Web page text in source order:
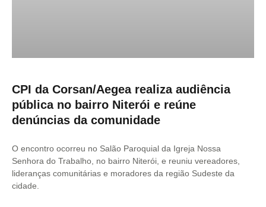
CPI da Corsan/Aegea realiza audiência
pública no bairro Niterói e reúne
denúncias da comunidade
O encontro ocorreu no Salão Paroquial da Igreja Nossa
Senhora do Trabalho, no bairro Niterói, e reuniu vereadores,
lideranças comunitárias e moradores da região Sudeste da
cidade.